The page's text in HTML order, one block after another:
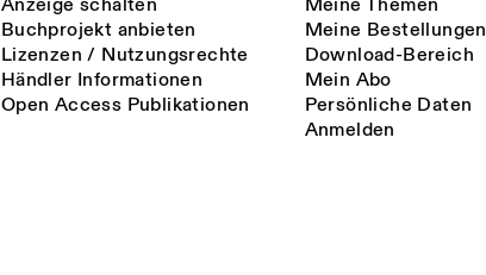
Buchprojekt anbieten
Lizenzen / Nutzungsrechte
Händler Informationen
Open Access Publikationen
Meine Bestellungen
Download-Bereich
Mein Abo
Persönliche Daten
Anmelden